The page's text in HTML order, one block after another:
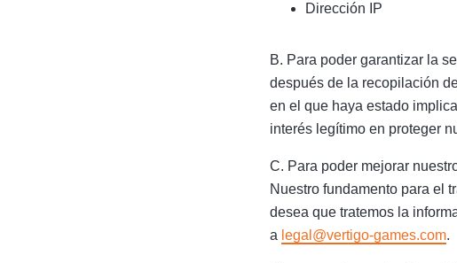
Dirección IP
B. Para poder garantizar la
después de la recopilación
en el que haya estado
interés legítimo en proteger
C. Para poder mejorar
Nuestro fundamento para el
desea que tratemos la
a legal@vertigo-games.com.